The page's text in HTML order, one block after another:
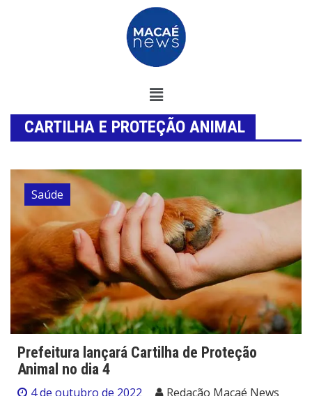
CARTILHA E PROTEÇÃO ANIMAL
Saúde
Prefeitura lançará Cartilha de Proteção
Animal no dia 4
4 de outubro de 2022
Redação Macaé News